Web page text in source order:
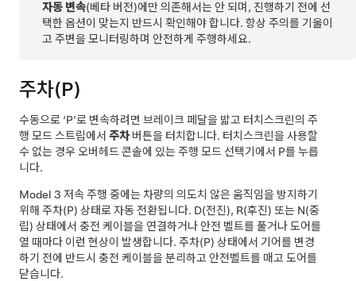
자동 변속(베타 버전)에만 의존해서는 안 되며, 진행하기 전에 선
택한 옵션이 맞는지 반드시 확인해야 합니다. 항상 주의를 기울이
고 주변을 모니터링하며 안전하게 주행하세요.
주차(P)
수동으로 ‘P’로 변속하려면 브레이크 페달을 밟고 터치스크린의 주
행 모드 스트립에서 주차버튼을 터치합니다. 터치스크린을 사용할
수 없는 경우오버헤드 콘솔에 있는 주행 모드 선택기에서 P를 누릅
니다.
Model 3 저속 주행 중에는 차량의 의도치 않은 움직임을 방지하기
위해 주차(P) 상태로 자동 전환됩니다. D(전진), R(후진) 또는 N(중
립) 상태에서 충전 케이블을 연결하거나 안전 벨트를 풀거나 도어를
열 때마다 이런 현상이 발생합니다. 주차(P) 상태에서 기어를 변경
하기 전에 반드시 충전 케이블을 분리하고 안전벨트를 매고 도어를
닫습니다.